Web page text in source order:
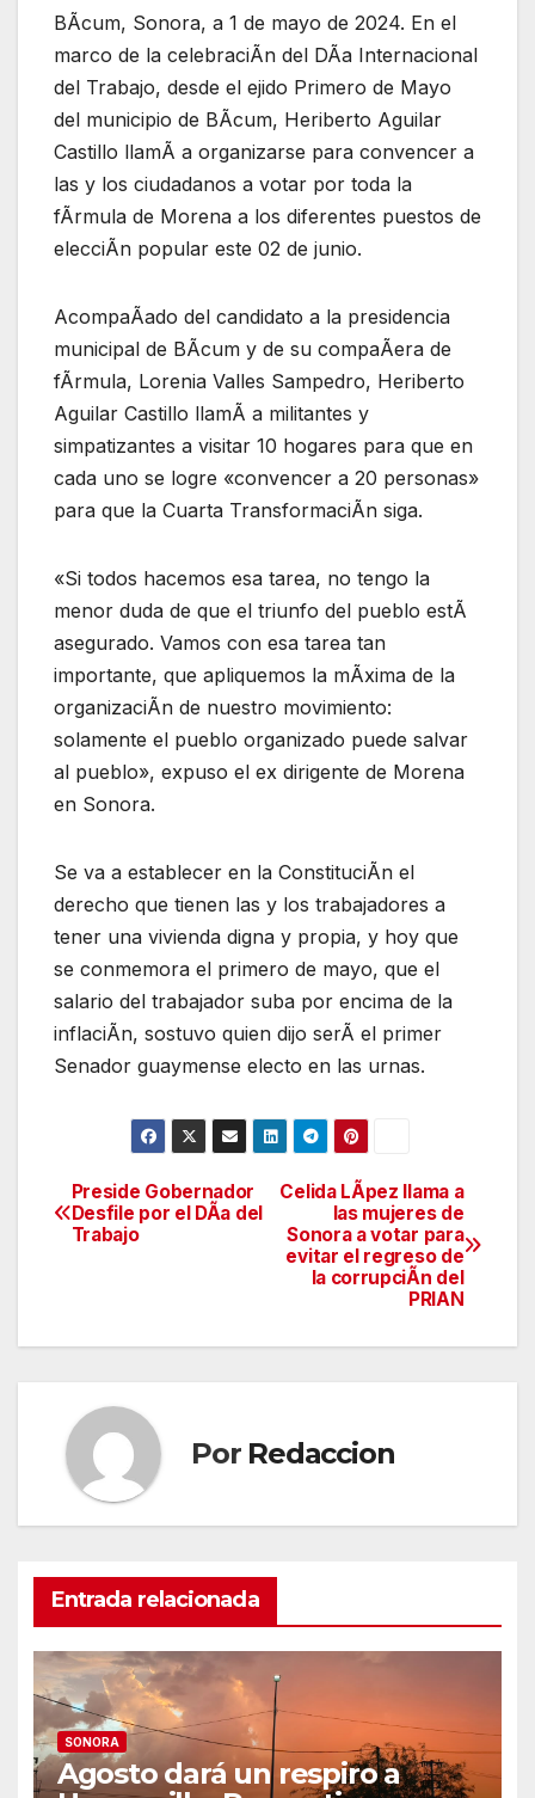
BÃcum, Sonora, a 1 de mayo de 2024. En el
marco de la celebraciÃn del DÃa Internacional
del Trabajo, desde el ejido Primero de Mayo
del municipio de BÃcum, Heriberto Aguilar
Castillo llamÃ a organizarse para convencer a
las y los ciudadanos a votar por toda la
fÃrmula de Morena a los diferentes puestos de
elecciÃn popular este 02 de junio.
AcompaÃado del candidato a la presidencia
municipal de BÃcum y de su compaÃera de
fÃrmula, Lorenia Valles Sampedro, Heriberto
Aguilar Castillo llamÃ a militantes y
simpatizantes a visitar 10 hogares para que en
cada uno se logre «convencer a 20 personas»
para que la Cuarta TransformaciÃn siga.
«Si todos hacemos esa tarea, no tengo la
menor duda de que el triunfo del pueblo estÃ
asegurado. Vamos con esa tarea tan
importante, que apliquemos la mÃxima de la
organizaciÃn de nuestro movimiento:
solamente el pueblo organizado puede salvar
al pueblo», expuso el ex dirigente de Morena
en Sonora.
Se va a establecer en la ConstituciÃn el
derecho que tienen las y los trabajadores a
tener una vivienda digna y propia, y hoy que
se conmemora el primero de mayo, que el
salario del trabajador suba por encima de la
inflaciÃn, sostuvo quien dijo serÃ el primer
Senador guaymense electo en las urnas.
Navegación
de
Celida LÃpez llama a
las mujeres de
Sonora a votar para
evitar el regreso de
la corrupciÃn del
PRIAN
Preside Gobernador
Desfile por el DÃa del
Trabajo
Por Redaccion
Entrada relacionada
SONORA
Agosto dará un respiro a